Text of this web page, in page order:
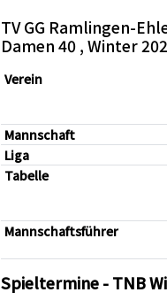
TV GG Ramlingen-
Damen 40 , Winter
Verein
Mannschaft
Liga
Tabelle
Mannschaftsführer
Spieltermine - TNB